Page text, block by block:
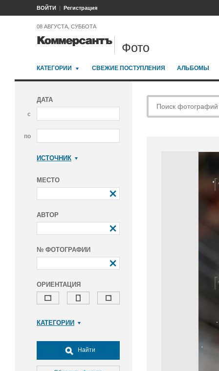
ВОЙТИ Регистрация
08 АВГУСТА, СУББОТА
Фото
КАТЕГОРИИ СВЕЖИЕ ПОСТУПЛЕНИЯ АЛЬБОМЫ
ДАТА
с
по
ИСТОЧНИК
МЕСТО
АВТОР
№ ФОТОГРАФИИ
ОРИЕНТАЦИЯ
КАТЕГОРИИ
Досуг, туризм и отдых
Культура
Найти